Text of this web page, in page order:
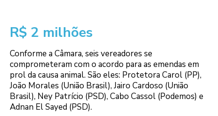
R$ 2 milhões
Conforme a Câmara, seis vereadores se
comprometeram com o acordo para as emendas em
prol da causa animal. São eles: Protetora Carol (PP),
João Morales (União Brasil), Jairo Cardoso (União
Brasil), Ney Patrício (PSD), Cabo Cassol (Podemos) e
Adnan El Sayed (PSD).